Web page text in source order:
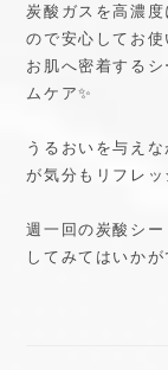
炭酸ガスを高濃
ので安心してお
お肌へ密着する
ムケア✨
うるおいを与え
が気分もリフレ
週一回の炭酸シ
してみてはいか